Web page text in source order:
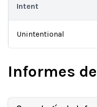
Intent
Unintentional
Informes